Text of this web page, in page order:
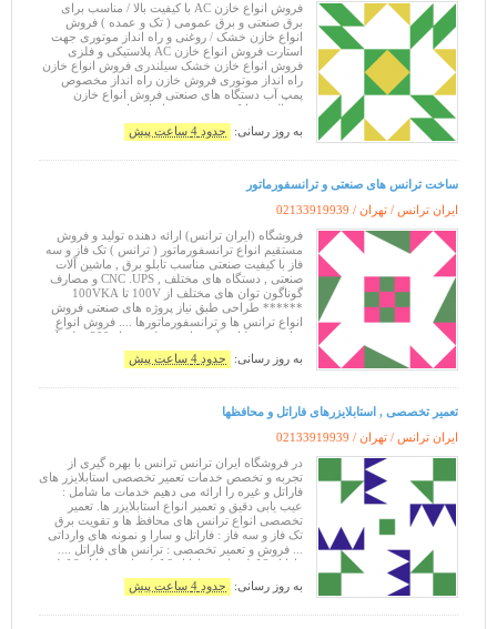
فروش انواع خازن AC با کیفیت بالا / مناسب برای
برق صنعتی و برق عمومی ( تک و عمده ) فروش
انواع خازن خشک / روغنی و راه انداز موتوری جهت
استارت فروش انواع خازن AC پلاستیکی و فلزی
فروش انواع خازن خشک سیلندری فروش انواع خازن
راه انداز موتوری فروش خازن راه انداز مخصوص
پمپ آب دستگاه های صنعتی فروش انواع خازن
یخچالی و مایکرو ویو فروش انواع خازن روغنی فروش
انواع خازن کولری ( آبی , اسپیلت ) فروش ا
به روز رسانی: حدود 4 ساعت پیش
ساخت ترانس های صنعتی و ترانسفورماتور
ایران ترانس / تهران / 02133919939
فروشگاه (ایران ترانس) ارائه دهنده تولید و فروش
مستقیم انواع ترانسفورماتور ( ترانس ) تک فاز و سه
فاز با کیفیت صنعتی مناسب تابلو برق , ماشین آلات
صنعتی , دستگاه های مختلف , CNC .UPS و مصارف
گوناگون توان های مختلف از 100V تا 100VKA
****** طراحی طبق نیاز پروژه های صنعتی فروش
انواع ترانس ها و ترانسفورماتورها .... فروش انواع
ترانس در ولتاژ و آمپرهای مختلف .... از 300 میلی آمپر
به روز رسانی: حدود 4 ساعت پیش
تعمیر تخصصی , استابلایزرهای فاراتل و محافظها
ایران ترانس / تهران / 02133919939
در فروشگاه ایران ترانس ترانس با بهره گیری از
تجربه و تخصص خدمات تعمیر تخصصی استابلایزر های
فاراتل و غیره را ارائه می دهیم خدمات ما شامل :
عیب یابی دقیق و تعمیر انواع استابلایزر ها. تعمیر
تخصصی انواع ترانس های محافظ ها و تقویت برق
تک فاز و سه فاز : فاراتل و سارا و نمونه های وارداتی
... فروش و تعمیر تخصصی : ترانس های فاراتل ....
فاراتل 2 کیلو وات . فاراتل 6 کیلو وات. فاراتل 8 کیلو
به روز رسانی: حدود 4 ساعت پیش